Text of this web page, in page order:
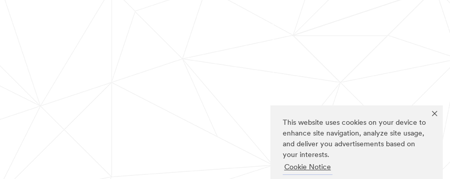
This website uses cookies on your device to
enhance site navigation, analyze site usage,
and deliver you advertisements based on
your interests.
Cookie Notice